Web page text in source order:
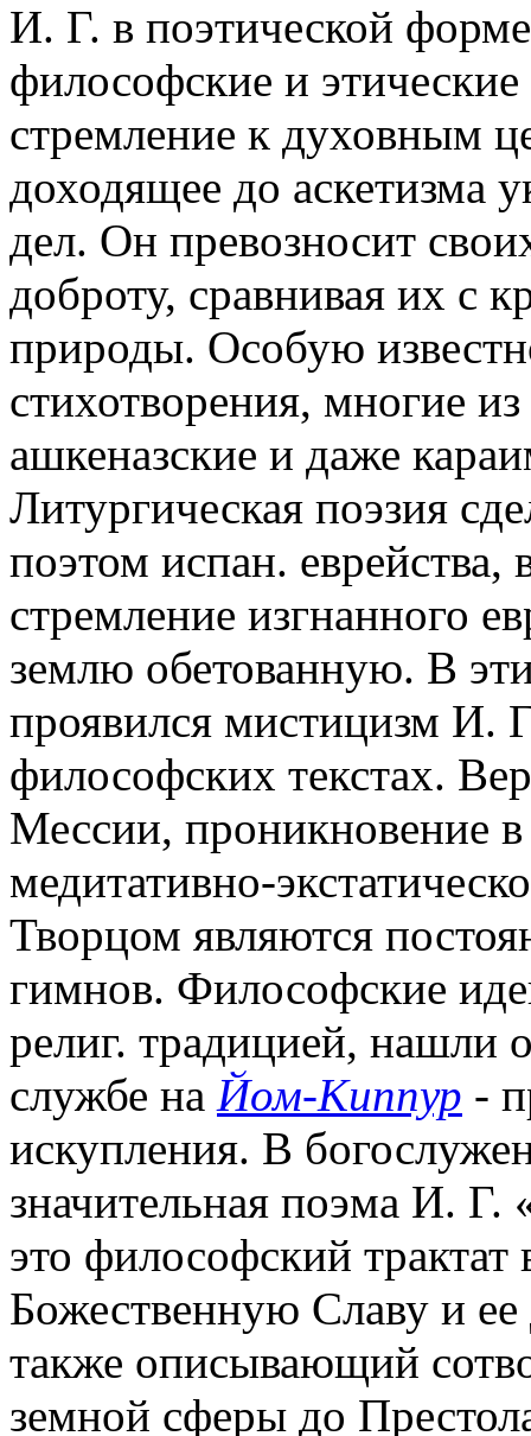
И. Г. в поэтической
философские и этические
стремление к духовным
доходящее до аскетизма
дел. Он превозносит
доброту, сравнивая их с
природы. Особую
стихотворения, многие
ашкеназские и даже
Литургическая поэзия
поэтом испан.
стремление изгнанного
землю обетованную. В
проявился мистицизм И.
философских текстах.
Мессии, проникновение
медитативно-
Творцом являются
гимнов. Философские
религ. традицией, нашли
службе на Йом-Киппур -
искупления. В
значительная поэма И.
это философский
Божественную Славу и ее
также описывающий
земной сферы до